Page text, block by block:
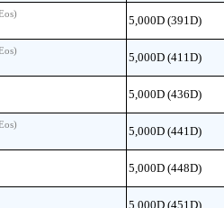
5,000D (391D)
5,000D (411D)
5,000D (436D)
5,000D (441D)
5,000D (448D)
5,000D (451D)